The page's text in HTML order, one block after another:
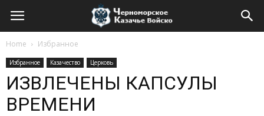
Home Избранное
Избранное Казачество Церковь
ИЗВЛЕЧЕНЫ КАПСУЛЫ
ВРЕМЕНИ